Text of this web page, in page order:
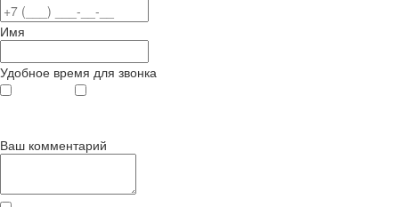
Имя
Удобное время для звонка
Ваш комментарий